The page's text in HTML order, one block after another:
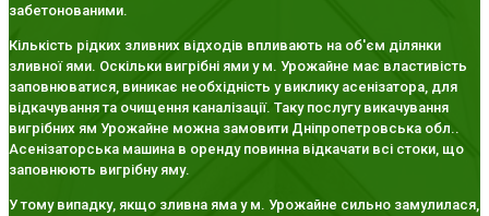
забетонованими.
Кількість рідких зливних відходів впливають на об'єм ділянки
зливної ями. Оскільки вигрібні ями у м. Урожайне має властивість
заповнюватися, виникає необхідність у виклику асенізатора, для
відкачування та очищення каналізації. Таку послугу викачування
вигрібних ям Урожайне можна замовити Дніпропетровська обл..
Асенізаторська машина в оренду повинна відкачати всі стоки, що
заповнюють вигрібну яму.
У тому випадку, якщо зливна яма у м. Урожайне сильно замулилася,